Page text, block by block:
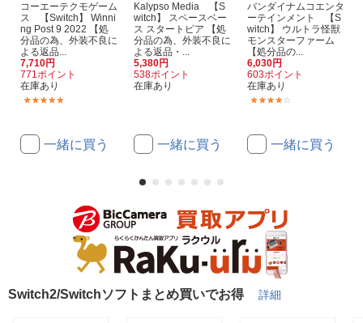
コーエーテクモゲーム
ス 【Switch】 Winni
ng Post 9 2022 【処
分品の為、外装不良に
よる返品...
7,710円
771ポイント
在庫あり
一緒に買う
Kalypso Media 【S
witch】 スペースベー
ス スタートピア 【処
分品の為、外装不良に
よる返品・...
5,380円
538ポイント
在庫あり
一緒に買う
バンダイナムコエンタ
ーテインメント 【S
witch】 ウルトラ怪獣
モンスターファーム
【処分品の...
6,030円
603ポイント
在庫あり
一緒に買う
Switch2/Switchソフトまとめ買いでお得 詳細